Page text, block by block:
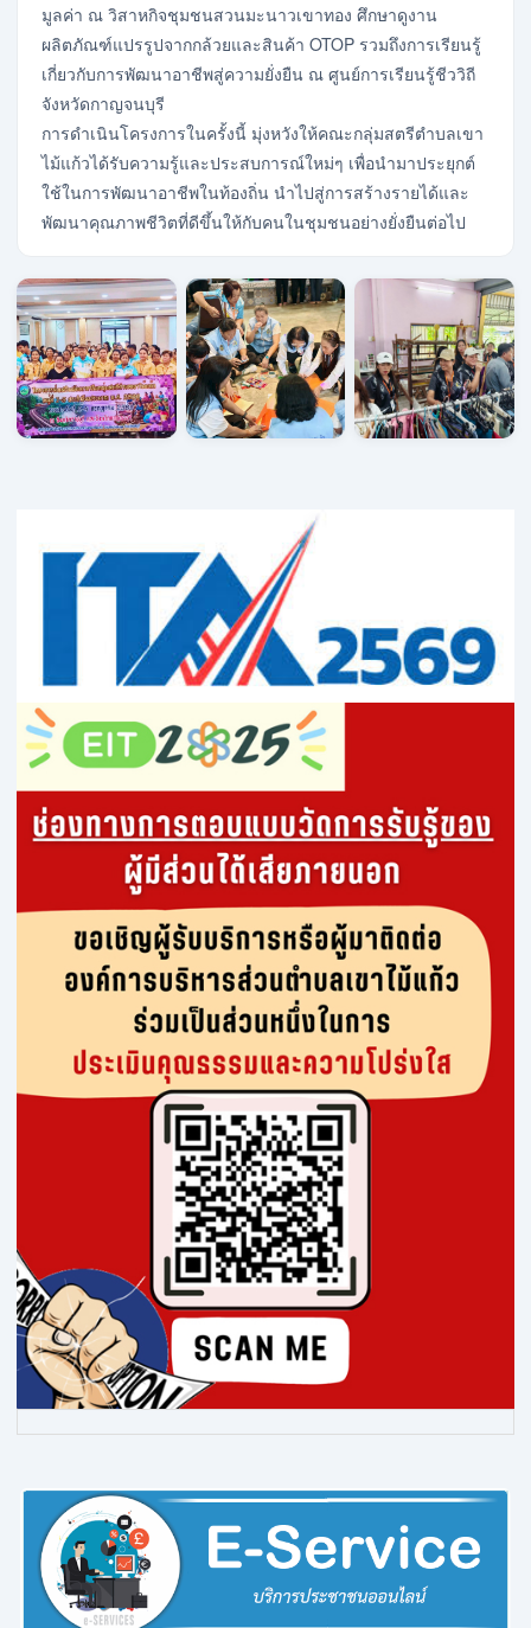
มูลค่า ณ วิสาหกิจชุมชนสวนมะนาวเขาทอง ศึกษาดูงาน
ผลิตภัณฑ์แปรรูปจากกล้วยและสินค้า OTOP รวมถึงการเรียนรู้
เกี่ยวกับการพัฒนาอาชีพสู่ความยั่งยืน ณ ศูนย์การเรียนรู้ชีววิถี
จังหวัดกาญจนบุรี
การดำเนินโครงการในครั้งนี้ มุ่งหวังให้คณะกลุ่มสตรีตำบลเขา
ไม้แก้วได้รับความรู้และประสบการณ์ใหม่ๆ เพื่อนำมาประยุกต์
ใช้ในการพัฒนาอาชีพในท้องถิ่น นำไปสู่การสร้างรายได้และ
พัฒนาคุณภาพชีวิตที่ดีขึ้นให้กับคนในชุมชนอย่างยั่งยืนต่อไป